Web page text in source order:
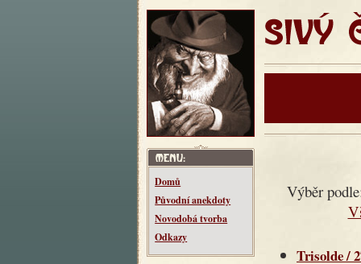
SIVÝ
Domů
Původní anekdoty
Novodobá tvorba
Odkazy
Výběr
Trisolde /